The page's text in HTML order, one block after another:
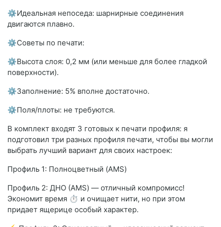
⚙Идеальная непоседа: шарнирные соединения
двигаются плавно.
⚙Советы по печати:
⚙Высота слоя: 0,2 мм (или меньше для более гладкой
поверхности).
⚙Заполнение: 5% вполне достаточно.
⚙Поля/плоты: не требуются.
В комплект входят 3 готовых к печати профиля: я
подготовил три разных профиля печати, чтобы вы могли
выбрать лучший вариант для своих настроек:
Профиль 1: Полноцветный (AMS)
Профиль 2: ДНО (AMS) — отличный компромисс!
Экономит время ⏱ и очищает нити, но при этом
придает ящерице особый характер.